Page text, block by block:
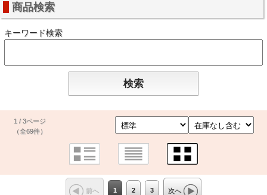
商品検索
キーワード検索
1 / 3ページ
（全69件）
前へ 1 2 3 次へ